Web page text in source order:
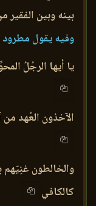
بينه وبين
وفيه يقول مطرود
يا أيها الرجُلُ
الآخذون العُهد من
والخالطون
كالكافي